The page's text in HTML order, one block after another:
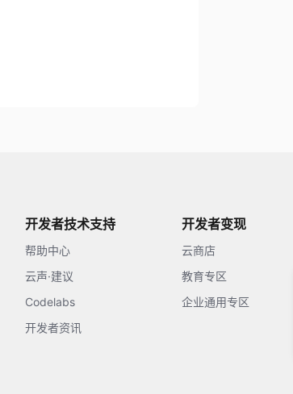
开发者技术支持
帮助中心
云声·建议
Codelabs
开发者资讯
开发者变现
云商店
教育专区
企业通用专区